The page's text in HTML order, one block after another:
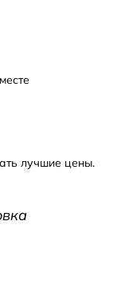
лучшие цены.